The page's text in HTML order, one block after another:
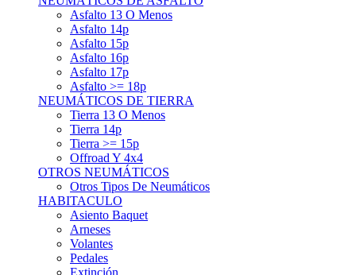
Asfalto 13 O Menos
Asfalto 14p
Asfalto 15p
Asfalto 16p
Asfalto 17p
Asfalto >= 18p
NEUMÁTICOS DE TIERRA
Tierra 13 O Menos
Tierra 14p
Tierra >= 15p
Offroad Y 4x4
OTROS NEUMÁTICOS
Otros Tipos De Neumáticos
HABITACULO
Asiento Baquet
Arneses
Volantes
Pedales
Extinción